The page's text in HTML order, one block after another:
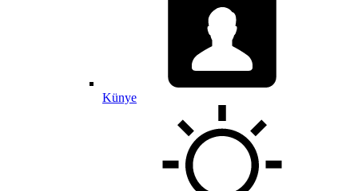
Künye